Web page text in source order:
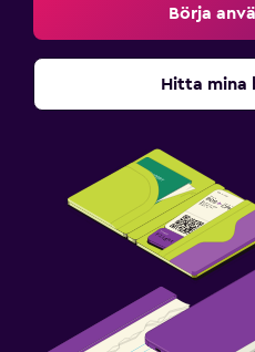
Börja
Hitta mina